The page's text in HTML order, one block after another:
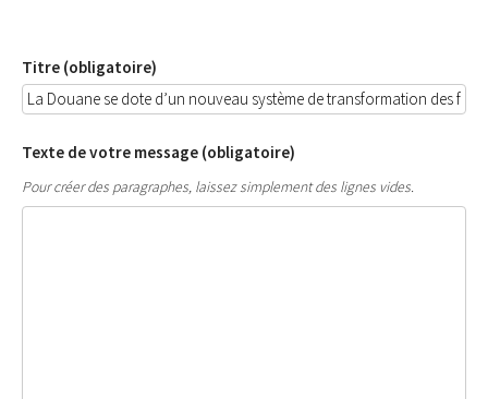
Titre (obligatoire)
Texte de votre message (obligatoire)
Pour créer des paragraphes, laissez simplement des lignes vides.